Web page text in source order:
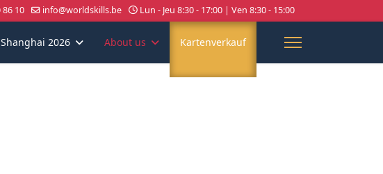
86 10 info@worldskills.be Lun - Jeu 8:30 - 17:00 | Ven 8:30 - 15:00
2026 About us Kartenverkauf